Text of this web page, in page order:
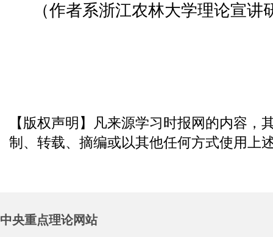
（作者系浙江农林大学理论宣讲
【版权声明】凡来源学习时报网的内容
制、转载、摘编或以其他任何方式使用上
中央重点理论网站